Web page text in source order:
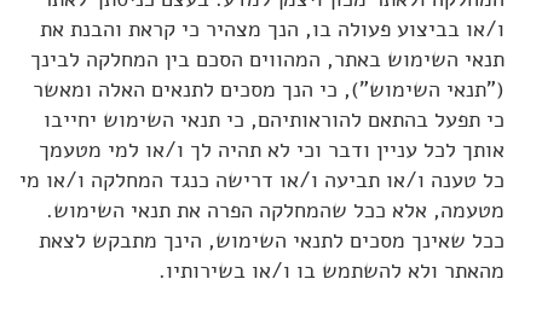
ו/או בביצוע פעולה בו, הנך מצהיר כי קראת והבנת את
תנאי השימוש באתר, המהווים הסכם בין המחלקה לבינך
("תנאי השימוש"), כי הנך מסכים לתנאים האלה ומאשר
כי תפעל בהתאם להוראותיהם, כי תנאי השימוש יחייבו
אותך לכל עניין ודבר וכי לא תהיה לך ו/או למי מטעמך
כל טענה ו/או תביעה ו/או דרישה כנגד המחלקה ו/או מי
מטעמה, אלא ככל שהמחלקה הפרה את תנאי השימוש.
ככל שאינך מסכים לתנאי השימוש, הינך מתבקש לצאת
מהאתר ולא להשתמש בו ו/או בשירותיו.